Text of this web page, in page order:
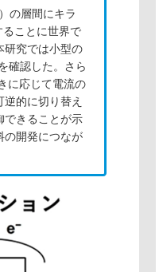
の層間にキラ
ことに世界で
研究では小型の
確認した。さら
に応じて電流の
的に切り替え
できることが示
の開発につなが